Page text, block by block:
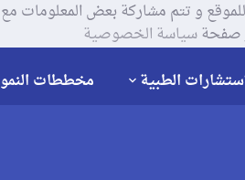
صفحةسياسة الخصوصية
الطبية مخططات النمو